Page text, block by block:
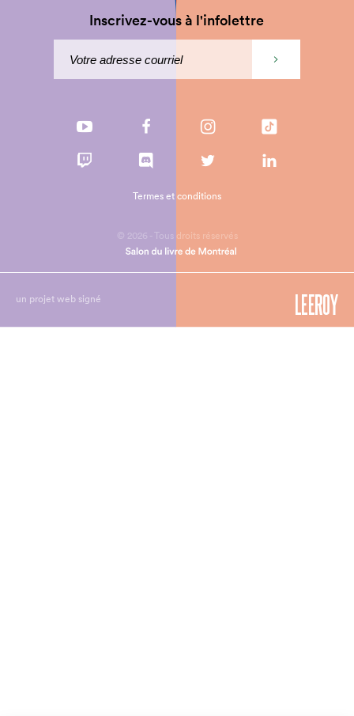
Inscrivez-vous à l'infolettre
© 2026 - Tous droits réservés
Termes et conditions
un projet web signé